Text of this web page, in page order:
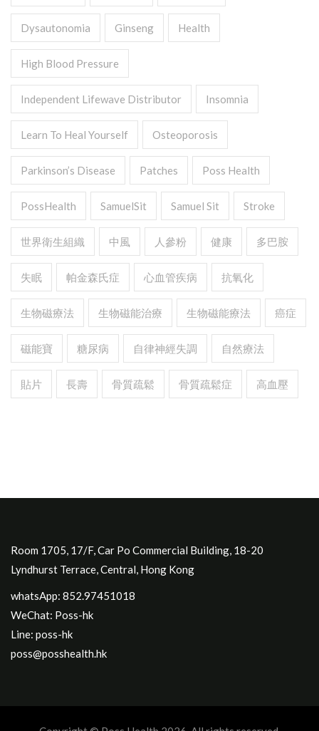
Dysautonomia Ginseng Health
High Blood Pressure
Independent Lifewave Distributor Insomnia
Learn To Heal Yourself Osteoporosis
Parkinson’s Disease Patches Poss Health
PossHealth SamuelSit Samuel Sit Stroke
世界衛生組織 中風 人參粉 健康 多巴胺
失眠 帕金森氏症 心血管疾病 抗氧化
生物磁療法 生物磁能治療 生物磁能療法 癌症
磁能寶 糖尿病 自律神經失調 自然療法
貼片 長壽 骨質疏鬆 骨質疏鬆症 高血壓
Room 1705, 17/F, Car Po Commercial Building, 18-20
Lyndhurst Terrace, Central, Hong Kong
whatsApp: 852.97451018
WeChat: Poss-hk
Line: poss-hk
poss@posshealth.hk